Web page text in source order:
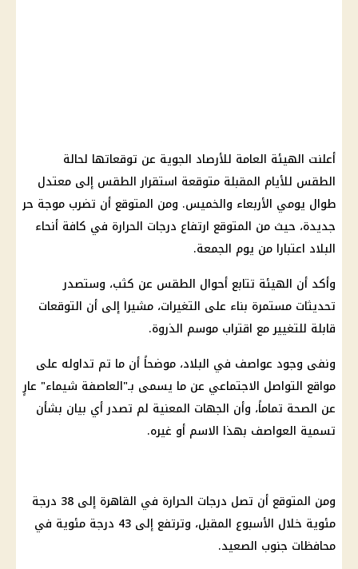
أعلنت الهيئة العامة للأرصاد الجوية عن توقعاتها لحالة
الطقس للأيام المقبلة متوقعة استقرار الطقس إلى معتدل
طوال يومي الأربعاء والخميس. ومن المتوقع أن تضرب موجة حر
جديدة، حيث من المتوقع ارتفاع درجات الحرارة في كافة أنحاء
البلاد اعتبارا من يوم الجمعة.
وأكد أن الهيئة تتابع أحوال الطقس عن كثب، وستصدر
تحديثات مستمرة بناء على التغيرات، مشيرا إلى أن التوقعات
قابلة للتغيير مع اقتراب موسم الذروة.
ونفى وجود عواصف في البلاد، موضحاً أن ما تم تداوله على
مواقع التواصل الاجتماعي عن ما يسمى بـ"العاصفة شيماء" عارٍ
عن الصحة تماماً، وأن الجهات المعنية لم تصدر أي بيان بشأن
تسمية العواصف بهذا الاسم أو غيره.
ومن المتوقع أن تصل درجات الحرارة في القاهرة إلى 38 درجة
مئوية خلال الأسبوع المقبل، وترتفع إلى 43 درجة مئوية في
محافظات جنوب الصعيد.